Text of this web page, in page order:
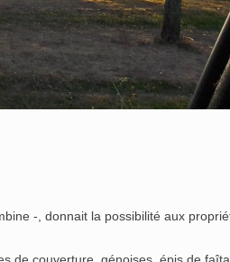
-, donnait la possibilité aux